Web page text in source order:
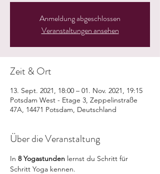
Anmeldung abgeschlossen
Veranstaltungen ansehen
Zeit & Ort
13. Sept. 2021, 18:00 – 01. Nov. 2021, 19:15
Potsdam West - Etage 3, Zeppelinstraße
47A, 14471 Potsdam, Deutschland
Über die Veranstaltung
In 8 Yogastunden lernst du Schritt für
Schritt Yoga kennen.